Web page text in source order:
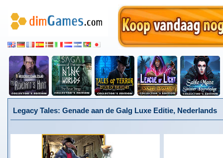
Legacy Tales: Genade aan de Galg Luxe Editie, Nederlands